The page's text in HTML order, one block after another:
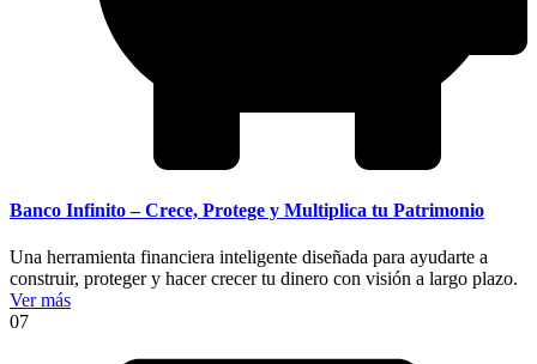
Banco Infinito – Crece, Protege y Multiplica tu Patrimonio
Una herramienta financiera inteligente diseñada para ayudarte a
construir, proteger y hacer crecer tu dinero con visión a largo plazo.
Ver más
07